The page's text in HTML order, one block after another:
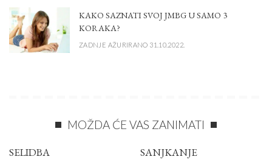
KAKO SAZNATI SVOJ JMBG U SAMO 3
KORAKA?
ZADNJE AŽURIRANO 31.10.2022.
MOŽDA ĆE VAS ZANIMATI
SELIDBA SANJKANJE